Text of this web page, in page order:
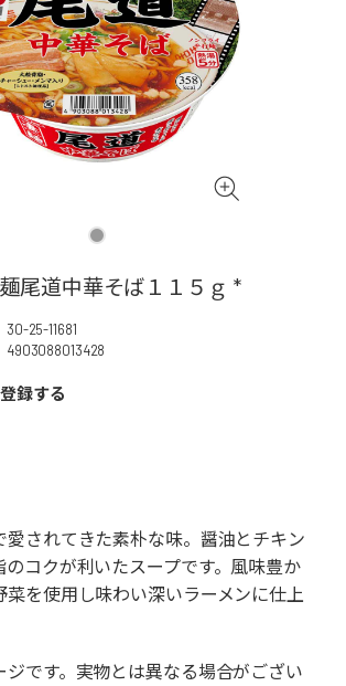
尾道中華そば１１５ｇ *
30-25-11681
4903088013428
録する
愛されてきた素朴な味。醤油とチキン
のコクが利いたスープです。風味豊か
菜を使用し味わい深いラーメンに仕上
です。実物とは異なる場合がござい